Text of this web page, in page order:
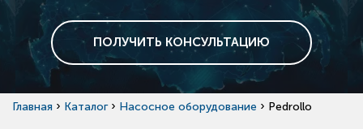
ПОЛУЧИТЬ КОНСУЛЬТАЦИЮ
Главная › Каталог › Насосное оборудование › Pedrollo